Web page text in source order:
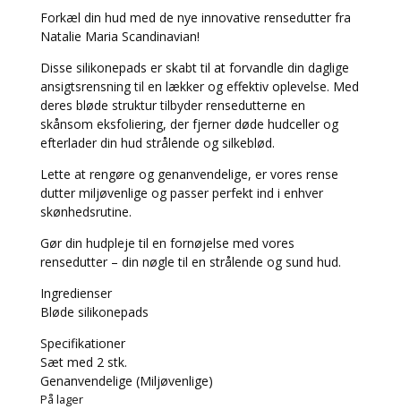
Forkæl din hud med de nye innovative rensedutter fra
Natalie Maria Scandinavian!
Disse silikonepads er skabt til at forvandle din daglige
ansigtsrensning til en lækker og effektiv oplevelse. Med
deres bløde struktur tilbyder rensedutterne en
skånsom eksfoliering, der fjerner døde hudceller og
efterlader din hud strålende og silkeblød.
Lette at rengøre og genanvendelige, er vores rense
dutter miljøvenlige og passer perfekt ind i enhver
skønhedsrutine.
Gør din hudpleje til en fornøjelse med vores
rensedutter – din nøgle til en strålende og sund hud.
Ingredienser
Bløde silikonepads
Specifikationer
Sæt med 2 stk.
Genanvendelige (Miljøvenlige)
På lager